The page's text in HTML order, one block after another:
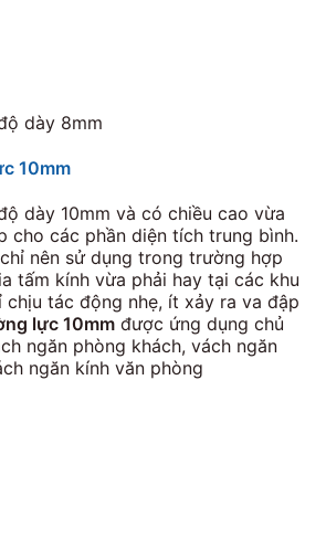
dày 8mm
10mm
dày 10mm và có chiều cao vừa
cho các phần diện tích trung bình.
nên sử dụng trong trường hợp
tấm kính vừa phải hay tại các khu
chịu tác động nhẹ, ít xảy ra va đập
lực 10mm được ứng dụng chủ
ngăn phòng khách, vách ngăn
ngăn kính văn phòng